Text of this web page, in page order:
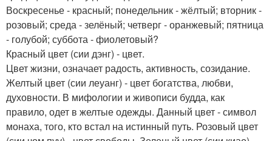
Воскресенье - красный; понедельник - жёлтый; вторник -
розовый; среда - зелёный; четверг - оранжевый; пятница
- голубой; суббота - фиолетовый?
Красный цвет (сии дэнг) - цвет.
Цвет жизни, означает радость, активность, созидание.
Желтый цвет (сии леуанг) - цвет богатства, любви,
духовности. В мифологии и живописи будда, как
правило, одет в желтые одежды. Данный цвет - символ
монаха, того, кто встал на истинный путь. Розовый цвет